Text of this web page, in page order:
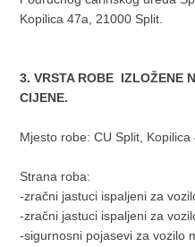
Kopilica 47a, 21000 Split.
3. VRSTA ROBE IZLOŽENE
CIJENE.
Mjesto robe: CU Split, Kopilica
Strana roba:
-zračni jastuci ispaljeni za
-zračni jastuci ispaljeni za
-sigurnosni pojasevi za vozilo